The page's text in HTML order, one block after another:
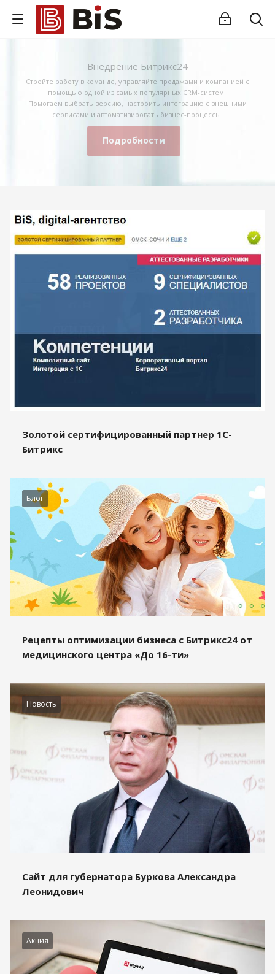
Внедрение Битрикс24
Стройте работу в команде, управляйте продажами и компанией с
помощью одной из самых популярных CRM-систем.
Помогаем выбрать версию, настроить интеграцию с внешними
сервисами и автоматизировать бизнес-процессы.
Подробности
Золотой сертифицированный партнер 1С-
Битрикс
Блог
Рецепты оптимизации бизнеса с Битрикс24 от
медицинского центра «До 16-ти»
Новость
Сайт для губернатора Буркова Александра
Леонидович
Акция